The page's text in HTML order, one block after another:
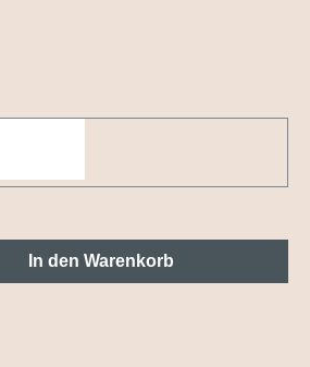
gewünschten Wert ein
In den Warenkorb